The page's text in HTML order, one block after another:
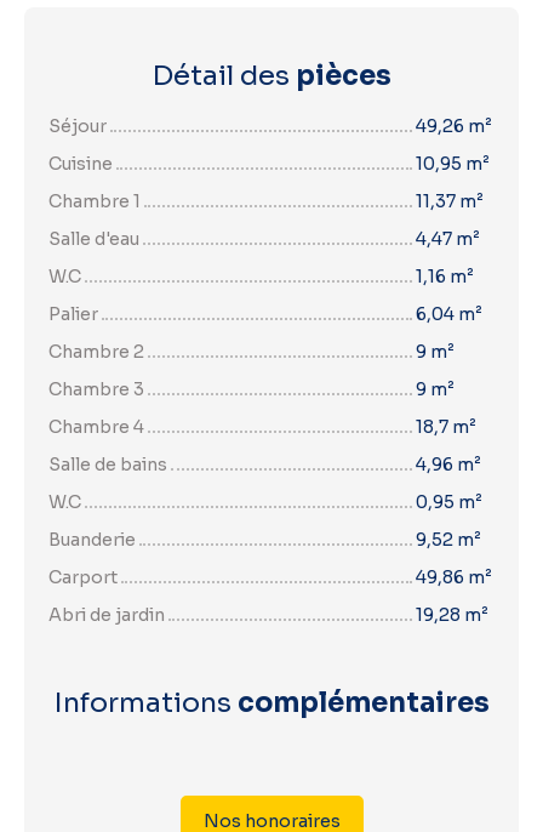
Détail des pièces
Séjour
49,26 m²
Cuisine
10,95 m²
Chambre 1
11,37 m²
Salle d'eau
4,47 m²
W.C
1,16 m²
Palier
6,04 m²
Chambre 2
9 m²
Chambre 3
9 m²
Chambre 4
18,7 m²
Salle de bains
4,96 m²
W.C
0,95 m²
Buanderie
9,52 m²
Carport
49,86 m²
Abri de jardin
19,28 m²
Informations complémentaires
Nos honoraires